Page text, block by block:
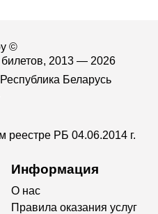
©
2013 — 2026
Беларусь
реестре РБ 04.06.2014 г.
Информация
О нас
Правила оказания услуг